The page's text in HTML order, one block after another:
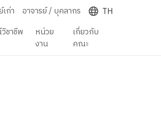
ก่า อาจารย์ / บุคลากร
TH
ชาชีพ
หน่วย
งาน
เกี่ยวกับ
คณะ